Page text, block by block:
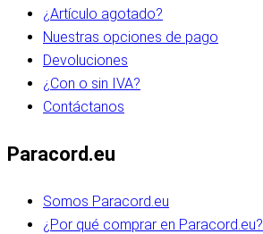
¿Artículo agotado?
Nuestras opciones de pago
Devoluciones
¿Con o sin IVA?
Contáctanos
Paracord.eu
Somos Paracord.eu
¿Por qué comprar en Paracord.eu?